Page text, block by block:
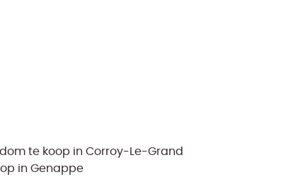
te koop in Corroy-Le-Grand
in Genappe